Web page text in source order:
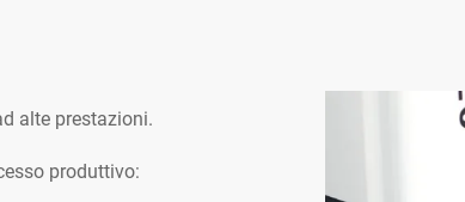
alte prestazioni.
produttivo: